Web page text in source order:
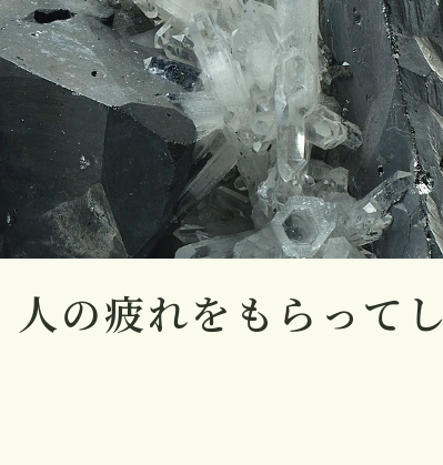
の疲れをもらってし